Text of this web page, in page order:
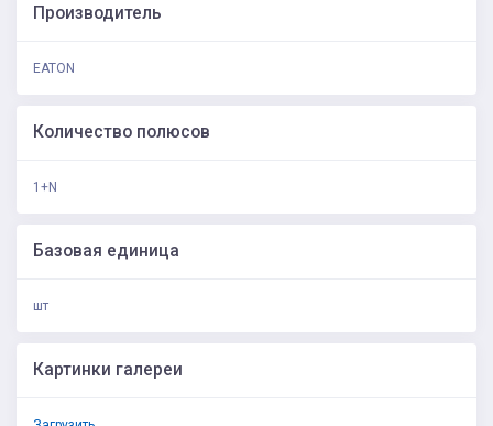
Производитель
EATON
Количество полюсов
1+N
Базовая единица
шт
Картинки галереи